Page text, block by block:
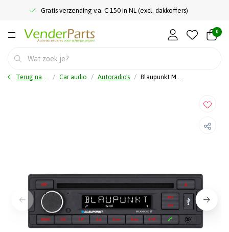
Gratis verzending v.a. € 150 in NL (excl. dakkoffers)
0
Terug naar home Car audio Autoradio's Blaupunkt Milano 200 BT - Autoradio - Bluetooth - CD - MP3 - USB - AUX in